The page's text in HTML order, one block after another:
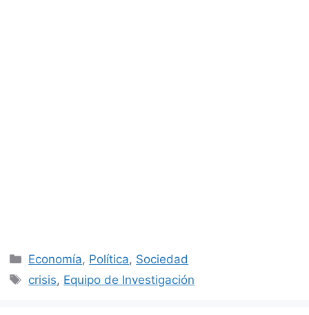
Categorías
Economía, Política, Sociedad
Etiquetas
crisis, Equipo de Investigación